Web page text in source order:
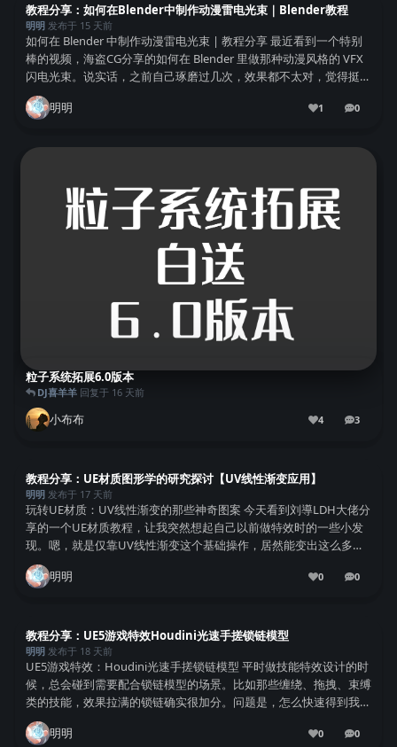
教程分享：如何在Blender中制作动漫雷电光束｜Blender教程
明明发布于 15 天前
如何在 Blender 中制作动漫雷电光束 | 教程分享 最近看到一个特别
棒的视频，海盗CG分享的如何在 Blender 里做那种动漫风格的 VFX
闪电光束。说实话，之前自己琢磨过几次，效果都不太对，觉得挺难
的。这个教程倒是把整个流程拆解得特别清楚，感觉应该分享给大
家。 基础模...
明明 1 0
0条回复
粒子系统拓展6.0版本
DJ喜羊羊回复于 16 天前
小布布 4 3
3条回复
教程分享：UE材质图形学的研究探讨【UV线性渐变应用】
明明发布于 17 天前
玩转UE材质：UV线性渐变的那些神奇图案 今天看到刘導LDH大佬分
享的一个UE材质教程，让我突然想起自己以前做特效时的一些小发
现。嗯，就是仅靠UV线性渐变这个基础操作，居然能变出这么多好
玩又好看的图案，真是让人忍不住想分享出来。 UV线性渐变到底是
个啥？ 说白了，UV线性渐变就是...
明明 0 0
0条回复
教程分享：UE5游戏特效Houdini光速手搓锁链模型
明明发布于 18 天前
UE5游戏特效：Houdini光速手搓锁链模型 平时做技能特效设计的时
候，总会碰到需要配合锁链模型的场景。比如那些缠绕、拖拽、束缚
类的技能，效果拉满的锁链确实很加分。问题是，怎么快速得到我们
想要的形状呢？这次咱们就来试试。 网上其实有很多大佬都讲过在
Houdini里做锁链的方法。...
明明 0 0
0条回复